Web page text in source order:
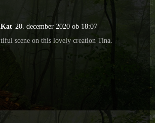
20. december 2020 ob 18:07
scene on this lovely creation Tina.